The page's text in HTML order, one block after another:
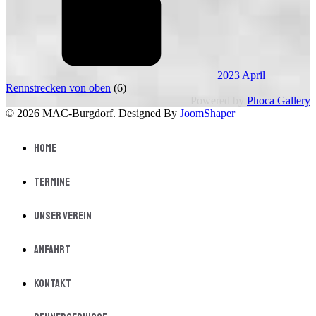
2023 April
Rennstrecken von oben (6)
Phoca Gallery
© 2026 MAC-Burgdorf. Designed By JoomShaper
Home
Termine
Unser Verein
Anfahrt
Kontakt